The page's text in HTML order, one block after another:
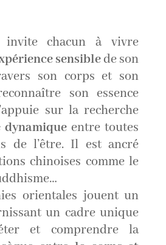
invite chacun à vivre
sensiblede son
son corps et son
son essence
sur la recherche
entre toutes
de l’être. Il est ancré
chinoises comme le
orientales jouent un
un cadre unique
et comprendre la